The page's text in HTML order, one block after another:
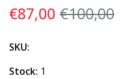
€87,00 €100,00
SKU:
Stock: 1